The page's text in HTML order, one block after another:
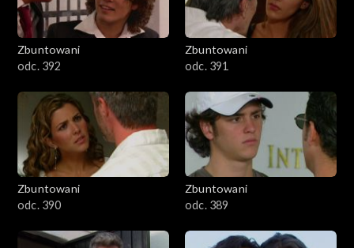
Zbuntowani
odc. 392
Zbuntowani
odc. 391
Zbuntowani
odc. 390
Zbuntowani
odc. 389